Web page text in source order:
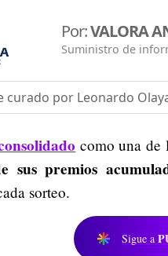
Por:VALORA
Suministro de
curado por Leonardo
como una de
sus premios
sorteo.
Sigue a